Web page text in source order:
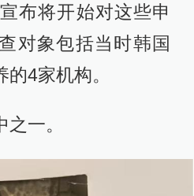
布将开始对这些申
对象包括当时韩国
4家机构。
一。